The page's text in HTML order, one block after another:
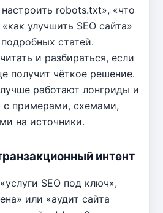
robots.txt», «что
улучшить SEO сайта»
статей.
и разбираться, если
получит чёткое решение.
работают лонгриды и
с примерами, схемами,
на источники.
интент
SEO под ключ»,
или «аудит сайта